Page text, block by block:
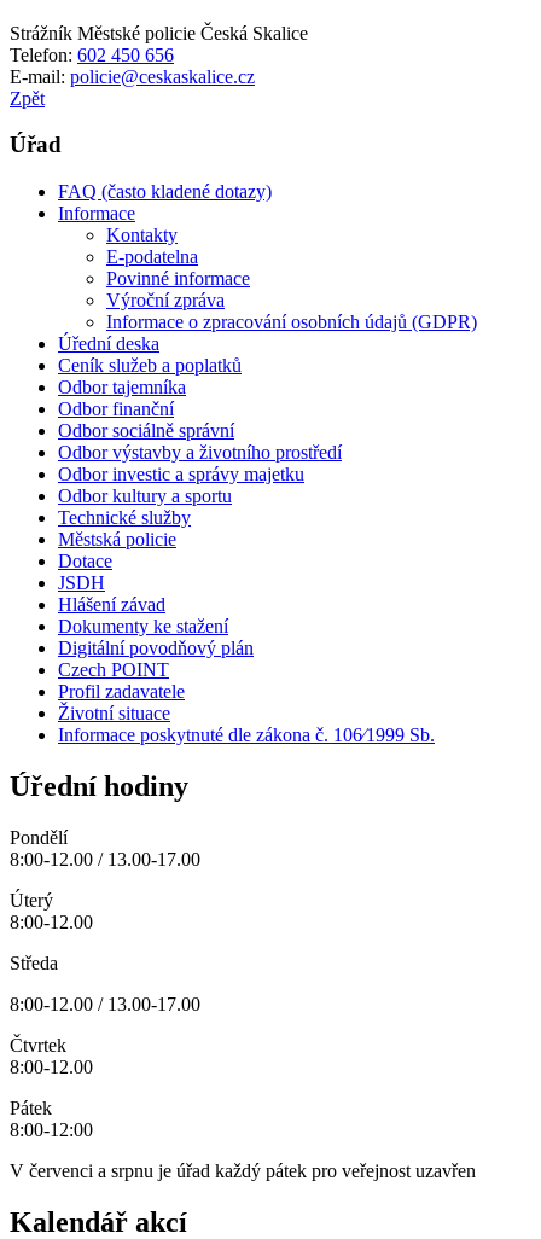
Strážník Městské policie Česká Skalice
Telefon: 602 450 656
E-mail: policie@ceskaskalice.cz
Zpět
Úřad
FAQ (často kladené dotazy)
Informace
Kontakty
E-podatelna
Povinné informace
Výroční zpráva
Informace o zpracování osobních údajů (GDPR)
Úřední deska
Ceník služeb a poplatků
Odbor tajemníka
Odbor finanční
Odbor sociálně správní
Odbor výstavby a životního prostředí
Odbor investic a správy majetku
Odbor kultury a sportu
Technické služby
Městská policie
Dotace
JSDH
Hlášení závad
Dokumenty ke stažení
Digitální povodňový plán
Czech POINT
Profil zadavatele
Životní situace
Informace poskytnuté dle zákona č. 106⁄1999 Sb.
Úřední hodiny
Pondělí
8:00-12.00 / 13.00-17.00
Úterý
8:00-12.00
Středa
8:00-12.00 / 13.00-17.00
Čtvrtek
8:00-12.00
Pátek
8:00-12:00
V červenci a srpnu je úřad každý pátek pro veřejnost uzavřen
Kalendář akcí